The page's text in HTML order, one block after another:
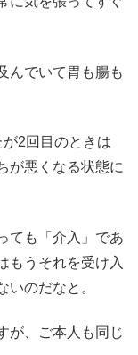
んでいて胃も腸も
2回目のときは
が悪くなる状態に
ても「介入」であ
もうそれを受け入
いのだなと。
が、ご本人も同じ